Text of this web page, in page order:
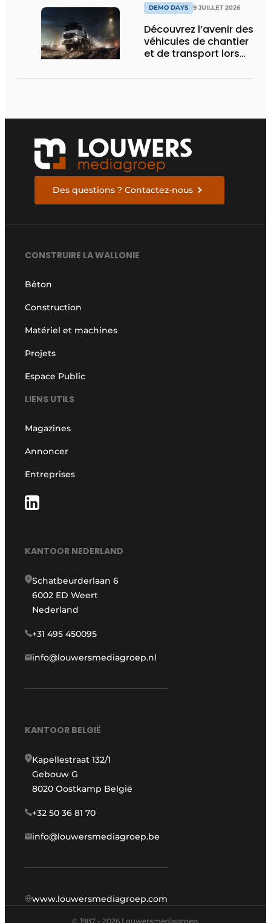
DEMO DAYS 9 JUILLET 2026
Découvrez l’avenir des
véhicules de chantier
et de transport lors
Des questions ? Contactez-nous
CONSTRUIRE LA WALLONIE
Béton
Construction
Matériel et machines
Projets
Espace Public
LIENS UTILS
Magazines
Annoncer
Entreprises
KANTOOR NEDERLAND
Schatbeurderlaan 6
6002 ED Weert
Nederland
+31 495 450095
info@louwersmediagroep.nl
KANTOOR BELGIË
Kapellestraat 132/1
Gebouw G
8020 Oostkamp België
+32 50 36 81 70
info@louwersmediagroep.be
www.louwersmediagroep.com
© 1987 - 2026 Louwersmediagroep.